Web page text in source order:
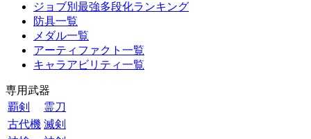
ジョブ別最強多段化ランキング
防具一覧
メダル一覧
アーティファクト一覧
キャラアビリティ一覧
専用武器
覇剣
霊刀
古代機 滅剣